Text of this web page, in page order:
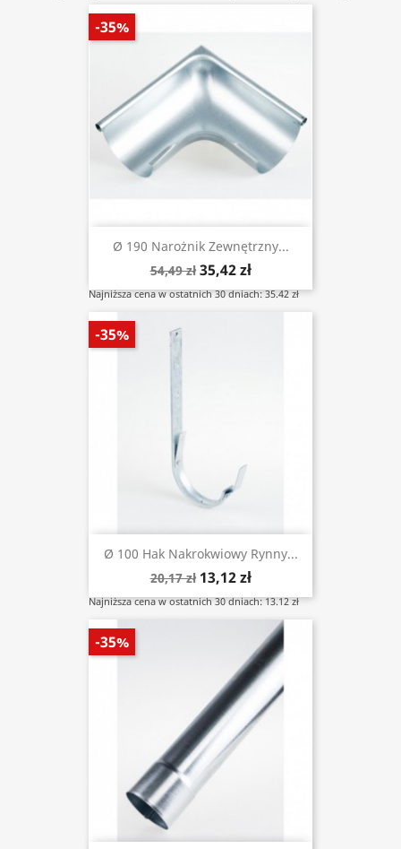
Ø 190 Narożnik Zewnętrzny...
54,49 zł 35,42 zł
Najniższa cena w ostatnich 30 dniach: 35.42 zł
-35%
Ø 100 Hak Nakrokwiowy Rynny...
20,17 zł 13,12 zł
Najniższa cena w ostatnich 30 dniach: 13.12 zł
-35%
-35%